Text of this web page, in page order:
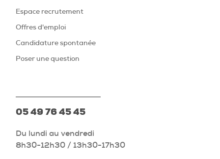
Espace recrutement
Offres d'emploi
Candidature spontanée
Poser une question
05 49 76 45 45
Du lundi au vendredi
8h30-12h30 / 13h30-17h30